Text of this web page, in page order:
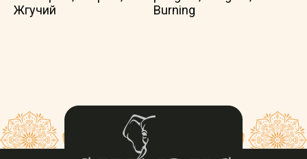
Жгучий
Burning